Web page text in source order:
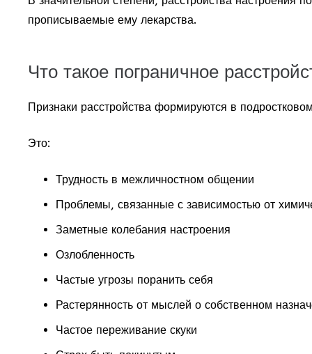
прописываемые ему лекарства.
Что такое пограничное
Признаки расстройства формируются в
Это:
Трудность в межличностном общении
Проблемы, связанные с зависимостью от
Заметные колебания настроения
Озлобленность
Частые угрозы поранить себя
Растерянность от мыслей о собственном
Частое переживание скуки